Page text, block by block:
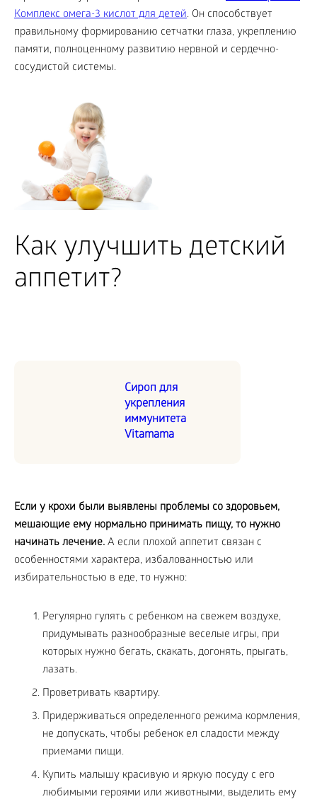
Комплекс омега-3 кислот для детей. Он способствует
правильному формированию сетчатки глаза, укреплению
памяти, полноценному развитию нервной и сердечно-
сосудистой системы.
Как улучшить детский
аппетит?
Сироп для
укрепления
иммунитета
Vitamama
Если у крохи были выявлены проблемы со здоровьем,
мешающие ему нормально принимать пищу, то нужно
начинать лечение. А если плохой аппетит связан с
особенностями характера, избалованностью или
избирательностью в еде, то нужно:
Регулярно гулять с ребенком на свежем воздухе,
придумывать разнообразные веселые игры, при
которых нужно бегать, скакать, догонять, прыгать,
лазать.
Проветривать квартиру.
Придерживаться определенного режима кормления,
не допускать, чтобы ребенок ел сладости между
приемами пищи.
Купить малышу красивую и яркую посуду с его
любимыми героями или животными, выделить ему